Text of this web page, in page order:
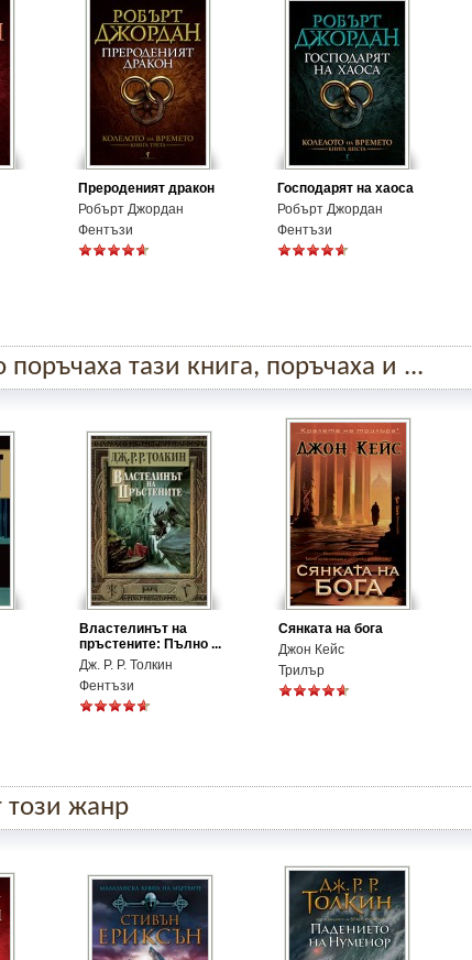
Прероденият дракон
Робърт Джордан
Фентъзи
Господарят на хаоса
Робърт Джордан
Фентъзи
поръчаха тази книга, поръчаха и ...
Властелинът на
пръстените: Пълно ...
Дж. Р. Р. Толкин
Фентъзи
Сянката на бога
Джон Кейс
Трилър
този жанр